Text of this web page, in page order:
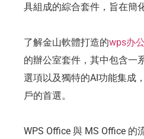
具組成的綜合套件，旨在簡
了解金山軟體打造的wps办
的辦公室套件，其中包含一
選項以及獨特的AI功能集成
戶的首選。
WPS Office 與 MS Office 的